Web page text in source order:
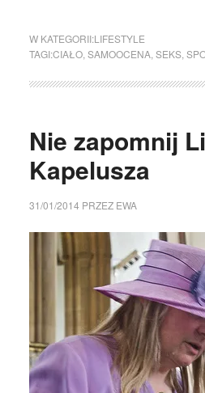
W KATEGORII:LIFESTYLE
TAGI:CIAŁO, SAMOOCENA, SEKS,
Nie zapomnij
Kapelusza
31/01/2014 PRZEZ EWA